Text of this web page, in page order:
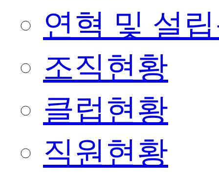
연혁 및 설
조직현황
클럽현황
직원현황